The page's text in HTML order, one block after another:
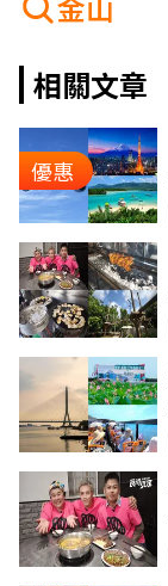
相關文章
優惠